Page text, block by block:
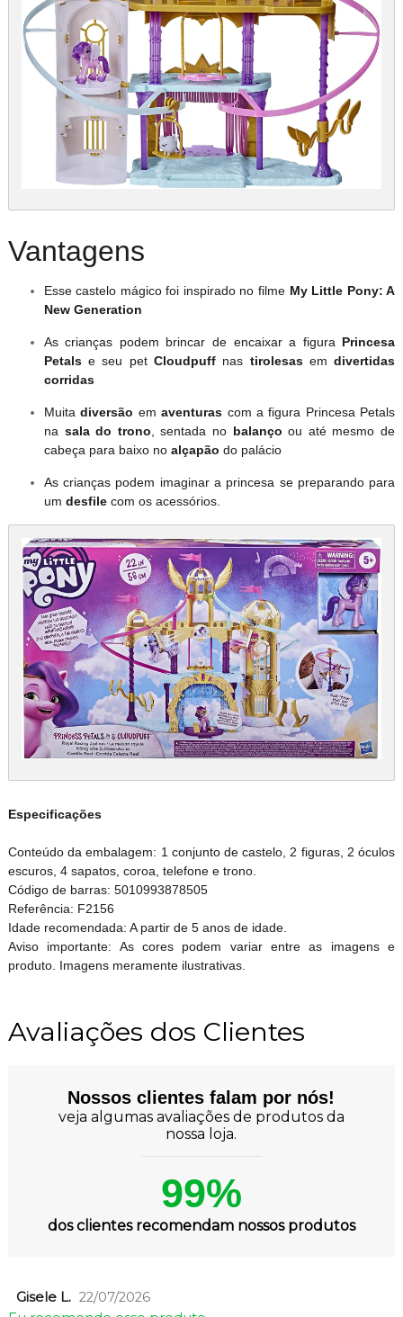
Vantagens
Esse castelo mágico foi inspirado no filme My Little Pony: A
New Generation
As crianças podem brincar de encaixar a figura Princesa
Petalse seu pet Cloudpuff nas tirolesas emdivertidas
corridas
Muitadiversão emaventuras com a figura Princesa Petals
na sala do trono , sentada no balançoou até mesmo de
cabeça para baixo no alçapão do palácio
As crianças podem imaginar a princesa se preparando para
um desfile com os acessórios.
Especificações
Conteúdo da embalagem: 1 conjunto de castelo, 2 figuras, 2 óculos
escuros, 4 sapatos, coroa, telefone e trono.
Código de barras: 5010993878505
Referência: F2156
Idade recomendada: A partir de 5 anos de idade.
Aviso importante: As cores podem variar entre as imagens e
produto. Imagens meramente ilustrativas.
Avaliações dos Clientes
Nossos clientes falam por nós!
veja algumas avaliações de produtos da
nossa loja.
99%
dos clientes recomendam nossos produtos
Gisele L. 22/07/2026